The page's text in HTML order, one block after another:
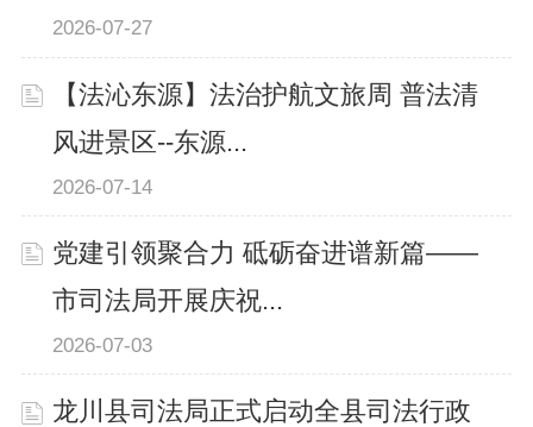
2026-07-27
【法沁东源】法治护航文旅周 普法清
风进景区--东源...
2026-07-14
党建引领聚合力 砥砺奋进谱新篇——
市司法局开展庆祝...
2026-07-03
龙川县司法局正式启动全县司法行政